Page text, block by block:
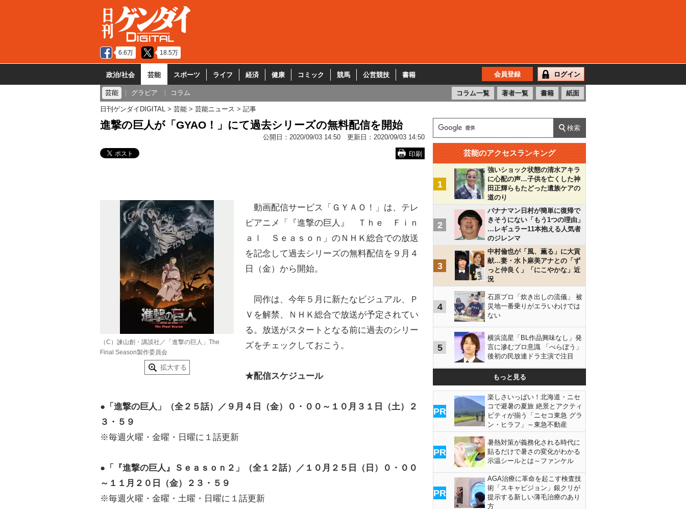
6.6万 18.5万
政治/社会 芸能 スポーツ ライフ 経済 健康 コミック 競馬 公営競技 書籍 会員登録 ログイン
芸能 グラビア コラム コラム一覧 著者一覧 書籍 紙面
日刊ゲンダイDIGITAL 芸能 芸能ニュース 記事
進撃の巨人が「GYAO！」にて過去シリーズの無料配信を開始
公開日： 2020/09/03 14:50 更新日： 2020/09/03 14:50
印刷
（C）諫山創・講談社／「進撃の巨人」The
Final Season製作委員会
拡大する
動画配信サービス「ＧＹＡＯ！」は、テレ
ビアニメ「『進撃の巨人』 Ｔｈｅ Ｆｉｎ
ａｌ Ｓｅａｓｏｎ」のＮＨＫ総合での放送
を記念して過去シリーズの無料配信を９月４
日（金）から開始。
同作は、今年５月に新たなビジュアル、Ｐ
Ｖを解禁、ＮＨＫ総合で放送が予定されてい
る。放送がスタートとなる前に過去のシリー
ズをチェックしておこう。
★配信スケジュール
●「進撃の巨人」（全２５話）／９月４日（金）０・００～１０月３１日（土）２
３・５９
※毎週火曜・金曜・日曜に１話更新
●「『進撃の巨人』Ｓｅａｓｏｎ２」（全１２話）／１０月２５日（日）０・００
～１１月２０日（金）２３・５９
※毎週火曜・金曜・土曜・日曜に１話更新
芸能のアクセスランキング
1
強いショック状態の清水アキラ
に心配の声…子供を亡くした神
田正輝らもたどった遺族ケアの
道のり
2
バナナマン日村が簡単に復帰で
きそうにない「もう1つの理由」
…レギュラー11本抱える人気者
のジレンマ
3
中村倫也が「風、薫る」に大貢
献…妻・水卜麻美アナとの「ず
っと仲良く」「にこやかな」近
況
4
石原プロ「炊き出しの流儀」 被
災地一番乗りがエラいわけでは
ない
5
横浜流星「BL作品興味なし」発
言に滲むプロ意識 「べらぼう」
後初の民放連ドラ主演で注目
もっと見る
PR
楽しさいっぱい！北海道・ニセ
コで避暑の夏旅 絶景とアクティ
ビティが揃う「ニセコ東急 グラ
ン・ヒラフ」～東急不動産
PR
暑熱対策が義務化される時代に
貼るだけで暑さの変化がわかる
示温シールとは～ファンケル
PR
AGA治療に革命を起こす検査技
術「スキャビジョン」銀クリが
提示する新しい薄毛治療のあり
方